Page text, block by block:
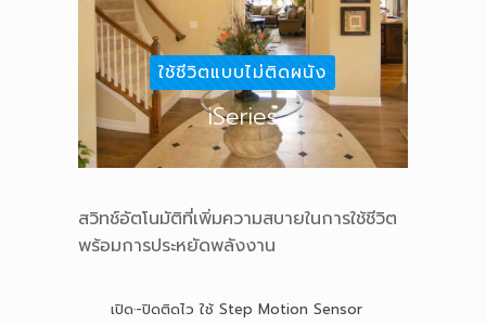
ใช้ชีวิตแบบไม่ติดผนัง
iSeries
สวิทช์อัตโนมัติที่เพิ่มความสบายในการใช้ชีวิต
พร้อมการประหยัดพลังงาน
เปิด·-ปิดติดไว ใช้ Step Motion Sensor